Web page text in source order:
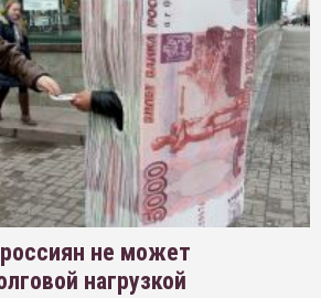
не может
нагрузкой